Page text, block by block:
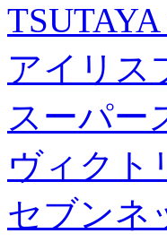
アイリス
スーパー
ヴィクト
セブンネ